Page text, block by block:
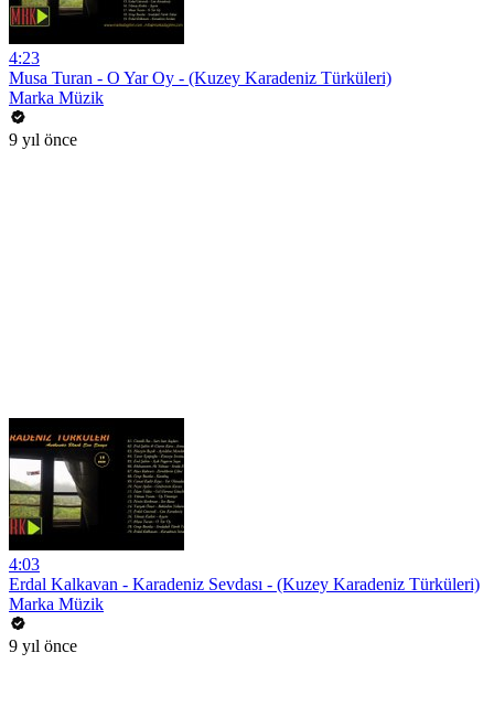
4:23
Musa Turan - O Yar Oy - (Kuzey Karadeniz Türküleri)
Marka Müzik
9 yıl önce
4:03
Erdal Kalkavan - Karadeniz Sevdası - (Kuzey Karadeniz Türküleri)
Marka Müzik
9 yıl önce